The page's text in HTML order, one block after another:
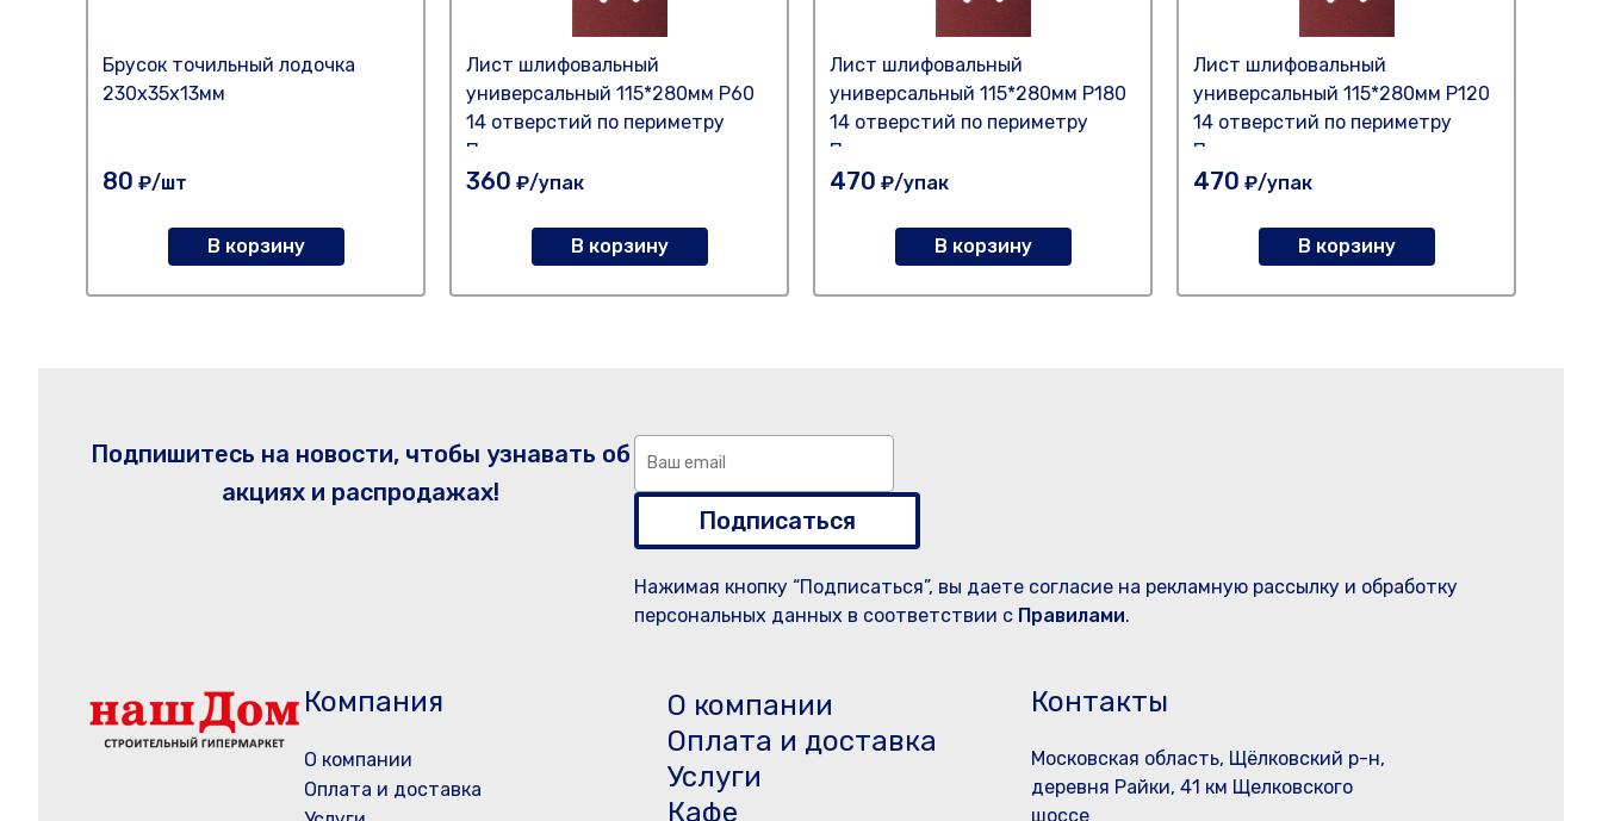
Брусок точильный лодочка
230х35х13мм
80 ₽/шт
В корзину
Лист шлифовальный
универсальный 115*280мм Р60
14 отверстий по периметру
Политех
360 ₽/упак
В корзину
Лист шлифовальный
универсальный 115*280мм Р180
14 отверстий по периметру
Политех
470 ₽/упак
В корзину
Лист шлифовальный
универсальный 115*280мм Р120
14 отверстий по периметру
Политех
470 ₽/упак
В корзину
Подпишитесь на новости, чтобы узнавать об
акциях и распродажах!
Подписаться
Нажимая кнопку “Подписаться”, вы даете согласие на рекламную рассылку и обработку
персональных данных в соответствии с Правилами.
Компания
О компании
Оплата и доставка
О компании
Оплата и доставка
Услуги
Кафе
Контакты
Московская область, Щёлковский р-н,
деревня Райки, 41 км Щелковского
шоссе